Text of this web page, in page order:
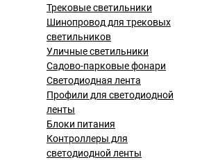
Трековые светильники
Шинопровод для трековых
светильников
Уличные светильники
Садово-парковые фонари
Светодиодная лента
Профили для светодиодной
ленты
Блоки питания
Контроллеры для
светодиодной ленты